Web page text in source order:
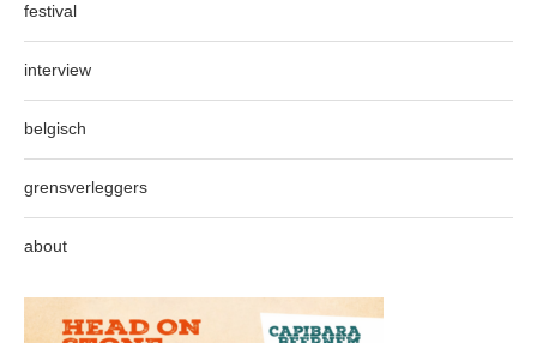
festival
interview
belgisch
grensverleggers
about